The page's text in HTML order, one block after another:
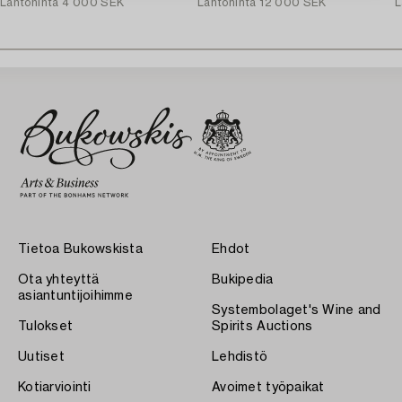
Lähtöhinta 4 000 SEK Lähtöhinta 12 000 SEK
Tietoa Bukowskista
Ota yhteyttä
asiantuntijoihimme
Tulokset
Uutiset
Kotiarviointi
Ehdot
Bukipedia
Systembolaget's Wine and
Spirits Auctions
Lehdistö
Avoimet työpaikat